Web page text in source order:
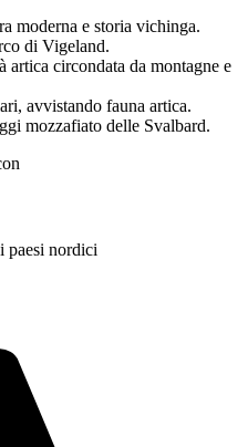
moderna e storia vichinga.
di Vigeland.
artica circondata da montagne e
avvistando fauna artica.
mozzafiato delle Svalbard.
paesi nordici